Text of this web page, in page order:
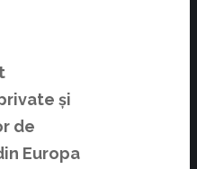
și
de
Europa